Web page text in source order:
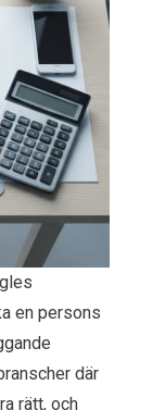
en persons
där
rätt, och